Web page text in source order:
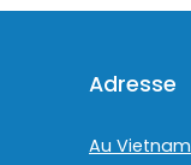
Adresse
Au Vietnam